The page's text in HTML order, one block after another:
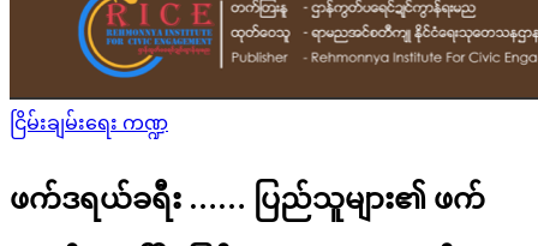
Posted
in
ငြိမ်းချမ်းရေး ကဏ္ဍ
ဖက်ဒရယ်ခရီး …… ပြည်သူများ၏ ဖက်